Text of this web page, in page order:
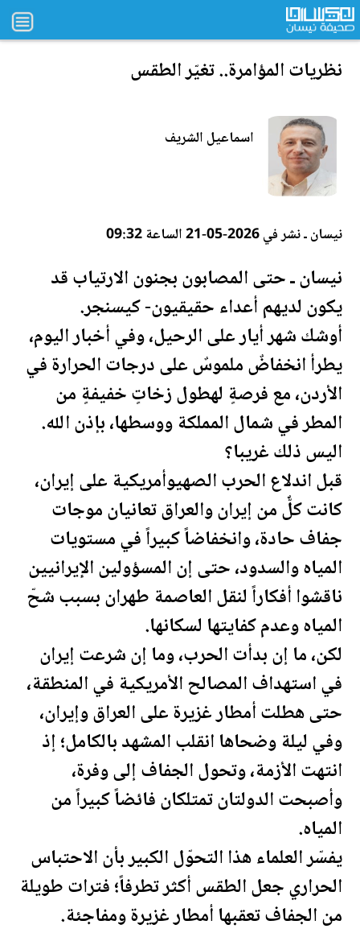
نظريات المؤامرة.. تغيّر الطقس
اسماعيل الشريف
نيسان ـ نشر في 2026-05-21 الساعة 09:32
نيسان ـ حتى المصابون بجنون الارتياب قد
يكون لديهم أعداء حقيقيون- كيسنجر.
أوشك شهر أيار علىالرحيل، وفي أخبار اليوم،
يطرأ انخفاضٌ ملموسٌ على درجات الحرارة في
الأردن، مع فرصةٍ لهطول زخاتٍ خفيفةٍ من
المطر في شمال المملكة ووسطها، بإذن الله.
اليس ذلك غريبا؟
قبل اندلاع الحرب الصهيوأمريكية على إيران،
كانت كلٌّ من إيران والعراقتعانيان موجات
جفاف حادة، وانخفاضاً كبيراً في مستويات
المياه والسدود، حتى إن المسؤولين الإيرانيين
ناقشوا أفكاراً لنقل العاصمة طهران بسبب شحّ
المياه وعدم كفايتها لسكانها.
لكن، ما إن بدأت الحرب، وما إن شرعت إيران
في استهداف المصالح الأمريكية في المنطقة،
حتى هطلت أمطار غزيرة علىالعراقوإيران،
وفي ليلة وضحاها انقلب المشهد بالكامل؛ إذ
انتهت الأزمة، وتحول الجفاف إلى وفرة،
وأصبحت الدولتان تمتلكان فائضاً كبيراً من
المياه.
يفسّر العلماء هذا التحوّل الكبير بأن الاحتباس
الحراري جعل الطقس أكثر تطرفاً؛ فترات طويلة
من الجفاف تعقبها أمطار غزيرة ومفاجئة.